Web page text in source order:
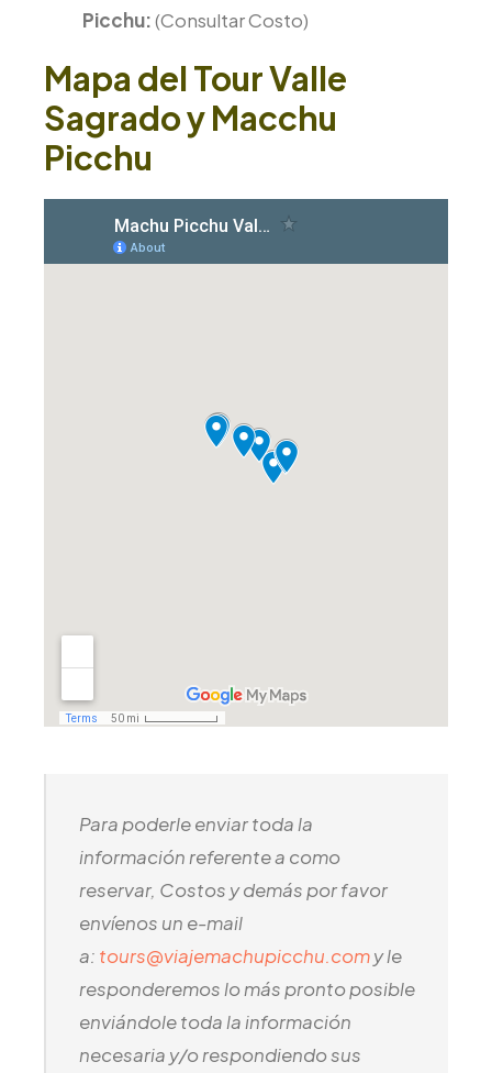
Picchu:(Consultar Costo)
Mapa del Tour Valle
Sagrado y Macchu
Picchu
Para poderle enviar toda la
información referente a como
reservar, Costos y demás por favor
envíenos un e-mail
a: tours@viajemachupicchu.comy le
responderemos lo más pronto posible
enviándole toda la información
necesaria y/o respondiendo sus